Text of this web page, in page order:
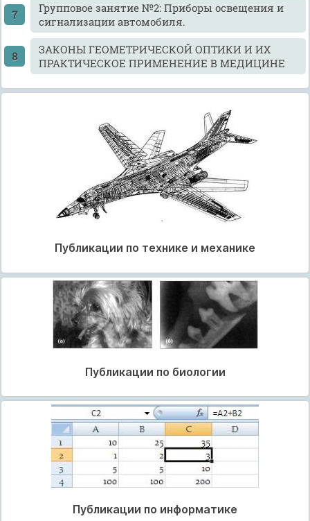
Групповое занятие №2: Приборы освещения и
сигнализации автомобиля.
ЗАКОНЫ ГЕОМЕТРИЧЕСКОЙ ОПТИКИ И ИХ
ПРАКТИЧЕСКОЕ ПРИМЕНЕНИЕ В МЕДИЦИНЕ
Публикации по технике и механике
Публикации по биологии
Публикации по информатике